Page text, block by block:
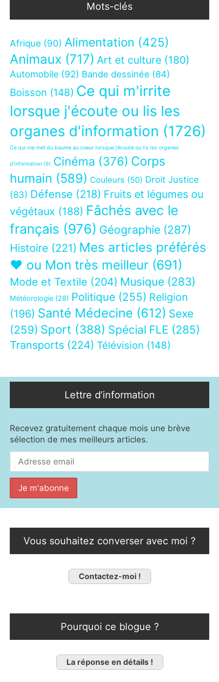
Mots-clés
Afrique (90) Alimentation (425)
Animaux (717) Art et culture (180)
Automobile (92) Bande dessinée (84)
Boisson (148) Ce qui m'irrite
lorsque j'écoute ou lis les
organes d'information (1726)
Ce qui me met du baume au coeur lorsque j’écoute ou lis les organes
d’information (9) Cinéma (376) Corps
humain (589) Couleurs (50) Droit Justice
(83) Défense (218) Fruits et légumes ou
végétaux (188) Fâchés avec le
français (976) Géographie (287)
Histoire (221) Mes articles préférés
❤ ou Mon très meilleur (691)
Mode et Textile (204) Musique (283)
Météorologie (28) Politique (255) Religion
(196) Santé Médecine (612) Sexe
(259) Sport (388) Spécial FLE (285)
Transports (224) Télévision (148)
Lettre d’information
Recevez gratuitement chaque mois une brève
sélection de mes meilleurs articles.
Vous souhaitez converser avec moi ?
Contactez-moi !
Pourquoi ce blogue ?
La réponse en détails !